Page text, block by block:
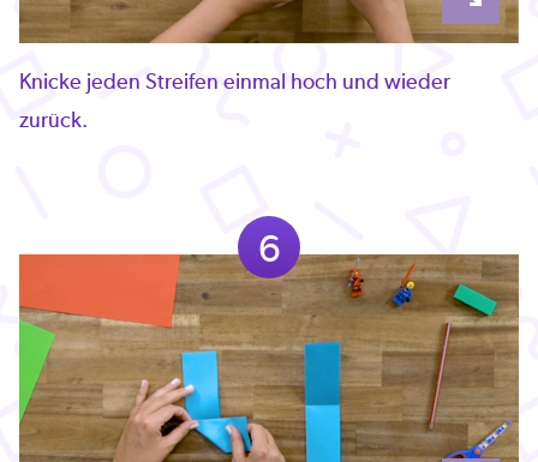
Knicke jeden Streifen einmal hoch und wieder
zurück.
6